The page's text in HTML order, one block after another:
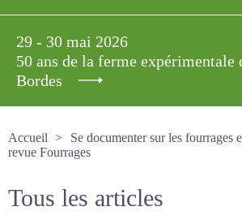
29 - 30 mai 2026
50 ans de la ferme
Bordes
Accueil
Se documenter sur les
La revue Fourrages
Tous les articles